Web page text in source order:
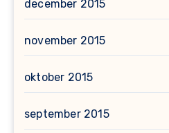
december 2015
november 2015
oktober 2015
september 2015